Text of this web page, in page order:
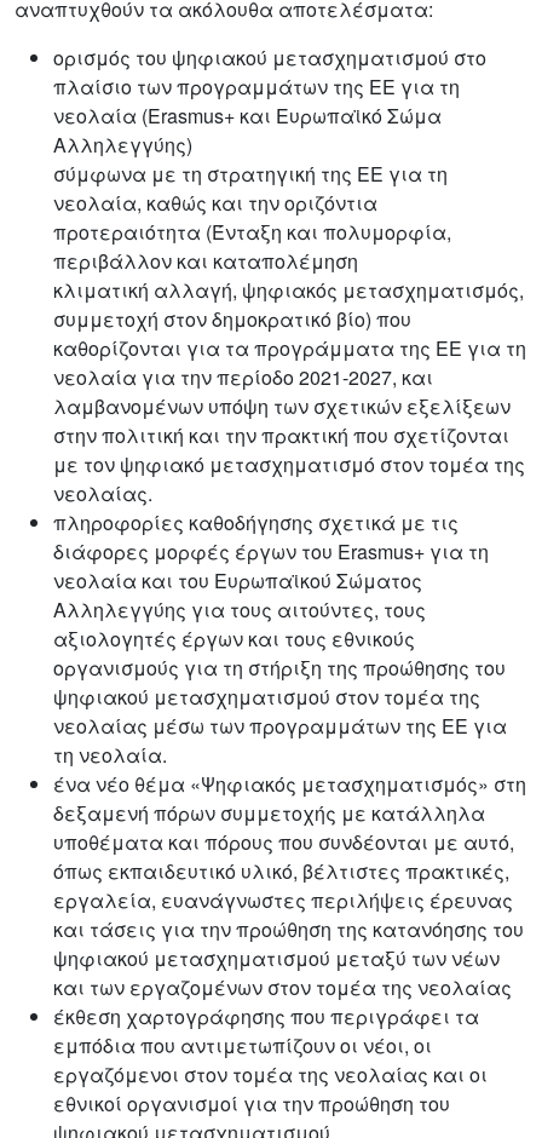
αναπτυχθούν τα ακόλουθα αποτελέσματα:
ορισμός του ψηφιακού μετασχηματισμού στο
πλαίσιο των προγραμμάτων της ΕΕ για τη
νεολαία (Erasmus+ και Ευρωπαϊκό Σώμα
Αλληλεγγύης)
σύμφωνα με τη στρατηγική της ΕΕ για τη
νεολαία, καθώς και την οριζόντια
προτεραιότητα (Ένταξη και πολυμορφία,
περιβάλλον και καταπολέμηση
κλιματική αλλαγή, ψηφιακός μετασχηματισμός,
συμμετοχή στον δημοκρατικό βίο) που
καθορίζονται για τα προγράμματα της ΕΕ για τη
νεολαία για την περίοδο 2021-2027, και
λαμβανομένων υπόψη των σχετικών εξελίξεων
στην πολιτική και την πρακτική που σχετίζονται
με τον ψηφιακό μετασχηματισμό στον τομέα της
νεολαίας.
πληροφορίες καθοδήγησης σχετικά με τις
διάφορες μορφές έργων του Erasmus+ για τη
νεολαία και του Ευρωπαϊκού Σώματος
Αλληλεγγύης για τους αιτούντες, τους
αξιολογητές έργων και τους εθνικούς
οργανισμούς για τη στήριξη της προώθησης του
ψηφιακού μετασχηματισμού στον τομέα της
νεολαίας μέσω των προγραμμάτων της ΕΕ για
τη νεολαία.
ένα νέο θέμα «Ψηφιακός μετασχηματισμός» στη
δεξαμενή πόρων συμμετοχής με κατάλληλα
υποθέματα και πόρους που συνδέονται με αυτό,
όπως εκπαιδευτικό υλικό, βέλτιστες πρακτικές,
εργαλεία, ευανάγνωστες περιλήψεις έρευνας
και τάσεις για την προώθηση της κατανόησης του
ψηφιακού μετασχηματισμού μεταξύ των νέων
και των εργαζομένων στον τομέα της νεολαίας
έκθεση χαρτογράφησης που περιγράφει τα
εμπόδια που αντιμετωπίζουν οι νέοι, οι
εργαζόμενοι στον τομέα της νεολαίας και οι
εθνικοί οργανισμοί για την προώθηση του